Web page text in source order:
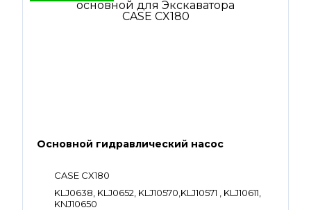
Основной гидравлический насос
CASE CX180
KLJ0638, KLJ0652, KLJ10570,KLJ10571 , KLJ10611,
KNJ10650